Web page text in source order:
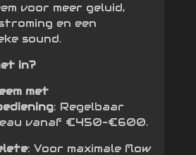
voor meer geluid,
en een
sound.
in?
met
: Regelbaar
vanaf €450–€600.
: Voor maximale flow